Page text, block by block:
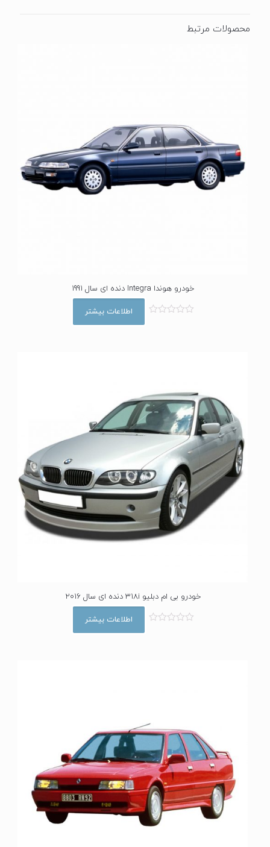
محصولات مرتبط
خودرو هوندا Integra دنده ای سال 1991
5
اطلاعات بیشتر
خودرو بی ام دبلیو 318i دنده ای سال 2016
اطلاعات بیشتر